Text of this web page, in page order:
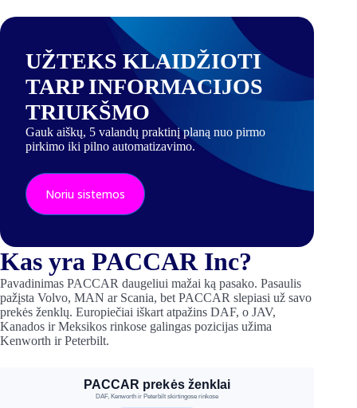
UŽTEKS KLAIDŽIOTI
TARP INFORMACIJOS
TRIUKŠMO
Gauk aiškų, 5 valandų praktinį planą nuo pirmo
pirkimo iki pilno automatizavimo.
Noriu sistemos
Kas yra PACCAR Inc?
Pavadinimas PACCAR daugeliui mažai ką pasako. Pasaulis
pažįsta Volvo, MAN ar Scania, bet PACCAR slepiasi už savo
prekės ženklų. Europiečiai iškart atpažins DAF, o JAV,
Kanados ir Meksikos rinkose galingas pozicijas užima
Kenworth ir Peterbilt.